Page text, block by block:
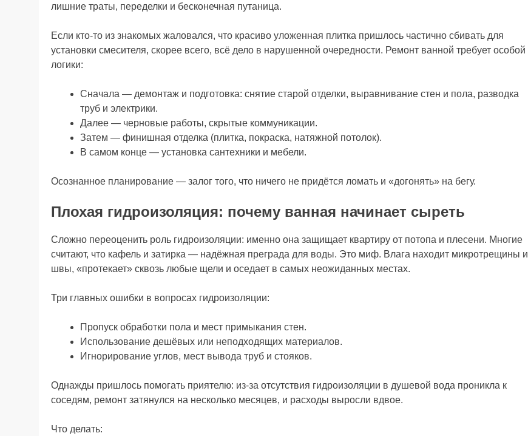
лишние траты, переделки и бесконечная путаница.
Если кто-то из знакомых жаловался, что красиво уложенная плитка пришлось частично сбивать для
установки смесителя, скорее всего, всё дело в нарушенной очередности. Ремонт ванной требует особой
логики:
Сначала — демонтаж и подготовка: снятие старой отделки, выравнивание стен и пола, разводка
труб и электрики.
Далее — черновые работы, скрытые коммуникации.
Затем — финишная отделка (плитка, покраска, натяжной потолок).
В самом конце — установка сантехники и мебели.
Осознанное планирование — залог того, что ничего не придётся ломать и «догонять» на бегу.
Плохая гидроизоляция: почему ванная начинает сыреть
Сложно переоценить роль гидроизоляции: именно она защищает квартиру от потопа и плесени. Многие
считают, что кафель и затирка — надёжная преграда для воды. Это миф. Влага находит микротрещины и
швы, «протекает» сквозь любые щели и оседает в самых неожиданных местах.
Три главных ошибки в вопросах гидроизоляции:
Пропуск обработки пола и мест примыкания стен.
Использование дешёвых или неподходящих материалов.
Игнорирование углов, мест вывода труб и стояков.
Однажды пришлось помогать приятелю: из-за отсутствия гидроизоляции в душевой вода проникла к
соседям, ремонт затянулся на несколько месяцев, и расходы выросли вдвое.
Что делать: